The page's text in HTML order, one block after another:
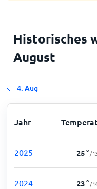
Historisches
August
4. Aug
Jahr
2025 25° /13
2024 23° /14